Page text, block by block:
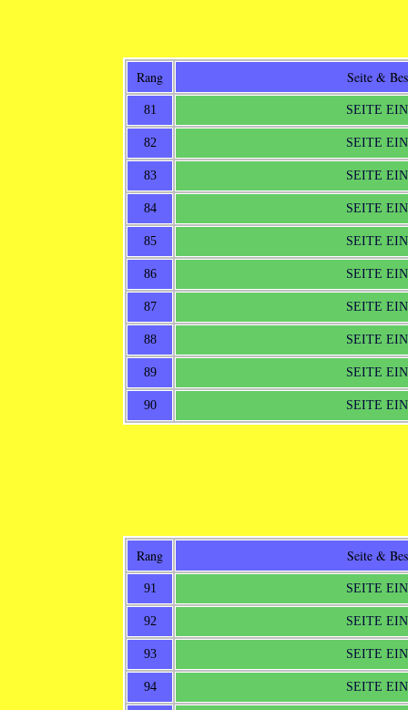
Rang Seite &
81 SEITE
82 SEITE
83 SEITE
84 SEITE
85 SEITE
86 SEITE
87 SEITE
88 SEITE
89 SEITE
90 SEITE
Rang Seite &
91 SEITE
92 SEITE
93 SEITE
94 SEITE